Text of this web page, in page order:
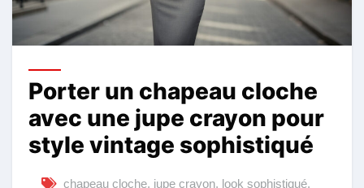
Porter un chapeau cloche
avec une jupe crayon pour
style vintage sophistiqué
chapeau cloche, jupe crayon, look sophistiqué,